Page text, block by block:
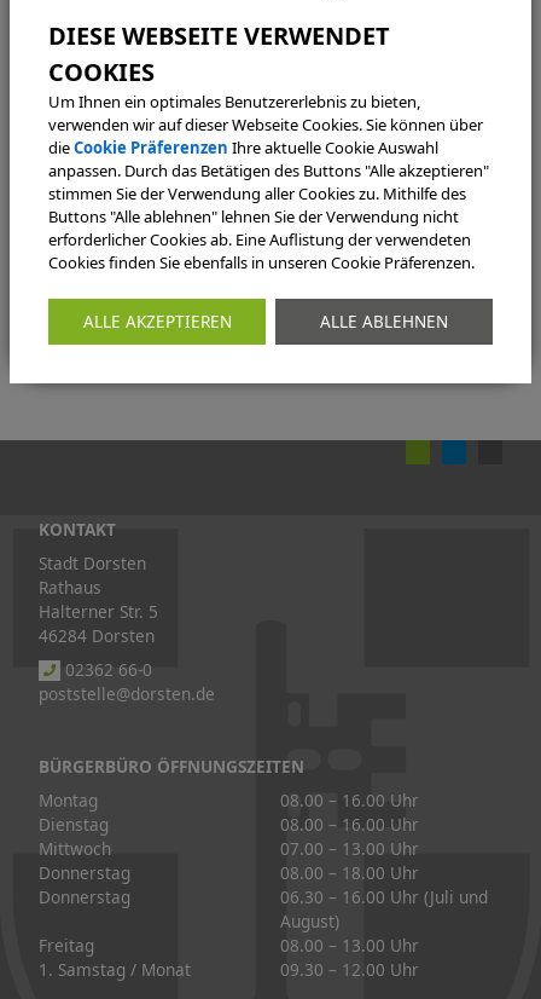
diesen Link.
KONTAKT
Bürgermeisterbüro
Halterner Straße 5
46284 Dorsten
pressestelle@dorsten.de
eingaben@dorsten.de
KONTAKT
Stadt Dorsten
Rathaus
Halterner Str. 5
46284 Dorsten
02362 66-0
poststelle@dorsten.de
BÜRGERBÜRO ÖFFNUNGSZEITEN
Montag
08.00 – 16.00 Uhr
Dienstag
08.00 – 16.00 Uhr
Mittwoch
07.00 – 13.00 Uhr
Donnerstag
08.00 – 18.00 Uhr
Donnerstag
06.30 – 16.00 Uhr (Juli und
August)
Freitag
08.00 – 13.00 Uhr
1. Samstag / Monat
09.30 – 12.00 Uhr
Um Ihnen ein optimales Benutzererlebnis zu bieten,
verwenden wir auf dieser Webseite Cookies. Sie können über
dieCookie Präferenzen Ihre aktuelle Cookie Auswahl
anpassen. Durch das Betätigen des Buttons "Alle akzeptieren"
stimmen Sie der Verwendung aller Cookies zu. Mithilfe des
Buttons "Alle ablehnen" lehnen Sie der Verwendung nicht
erforderlicher Cookies ab. Eine Auflistung der verwendeten
Cookies finden Sie ebenfalls in unseren Cookie Präferenzen.
ALLE AKZEPTIEREN ALLE ABLEHNEN